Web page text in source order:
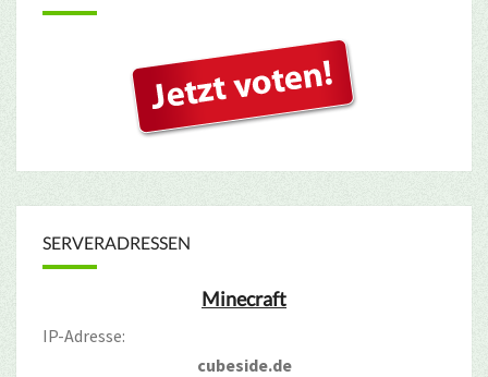
SERVERADRESSEN
Minecraft
IP-Adresse:
cubeside.de